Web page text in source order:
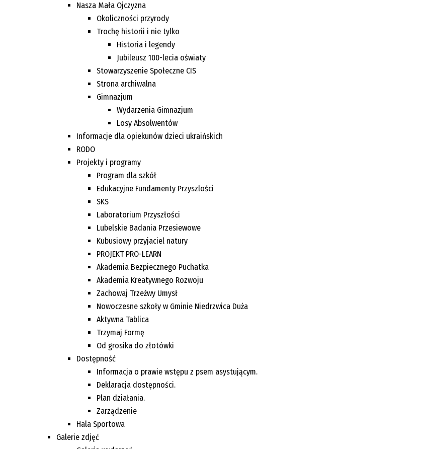
Nasza Mała Ojczyzna
Okoliczności przyrody
Trochę historii i nie tylko
Historia i legendy
Jubileusz 100-lecia oświaty
Stowarzyszenie Społeczne CIS
Strona archiwalna
Gimnazjum
Wydarzenia Gimnazjum
Losy Absolwentów
Informacje dla opiekunów dzieci ukraińskich
RODO
Projekty i programy
Program dla szkół
Edukacyjne Fundamenty Przyszlości
SKS
Laboratorium Przyszłości
Lubelskie Badania Przesiewowe
Kubusiowy przyjaciel natury
PROJEKT PRO-LEARN
Akademia Bezpiecznego Puchatka
Akademia Kreatywnego Rozwoju
Zachowaj Trzeźwy Umysł
Nowoczesne szkoły w Gminie Niedrzwica Duża
Aktywna Tablica
Trzymaj Formę
Od grosika do złotówki
Dostępność
Informacja o prawie wstępu z psem asystującym.
Deklaracja dostępności.
Plan działania.
Zarządzenie
Hala Sportowa
Galerie zdjęć